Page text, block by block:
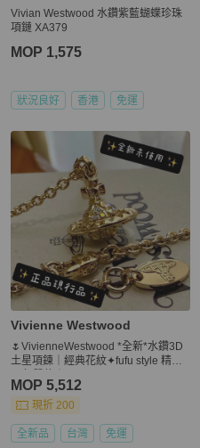
Vivian Westwood 水鑽紫藍蝴蝶珍珠
項鏈 XA379
MOP 1,575
狀況良好 香港 免運
Vivienne Westwood
🌷VivienneWestwood *全新*水鑽3D
土星項鍊｜經典花紋✦fufu style 精品
MOP 5,512
現折 200
全新品 台灣 免運